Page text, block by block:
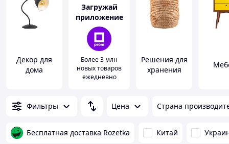
Декор для
дома
Загружай
приложение
Более 3 млн
новых товаров
ежедневно
Решения для
хранения
Фильтры Цена Страна
Бесплатная доставка Rozetka Китай